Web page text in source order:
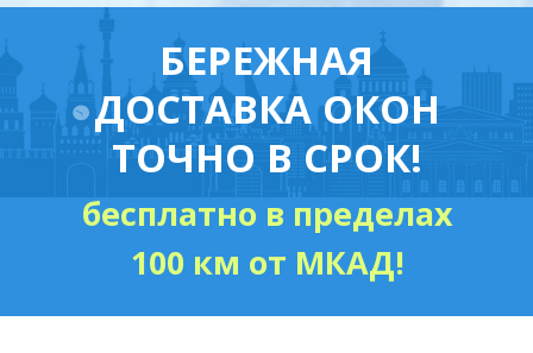
БЕРЕЖНАЯ
ДОСТАВКА ОКОН
ТОЧНО В СРОК!
бесплатно в пределах
100 км от МКАД!